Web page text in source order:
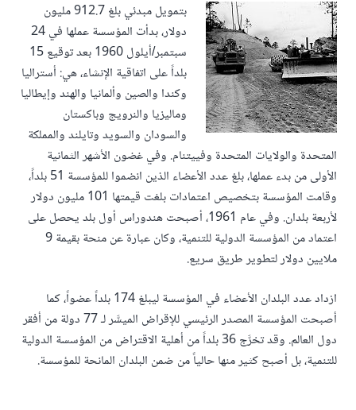
بتمويل مبدئي بلغ 912.7 مليون
دولار، بدأت المؤسسة عملها في 24
سبتمبر/أيلول 1960 بعد توقيع 15
بلداً على اتفاقية الإنشاء، هي: أستراليا
وكندا والصين وألمانيا والهند وإيطاليا
وماليزيا والنرويج وباكستان
والسودان والسويد وتايلند والمملكة
المتحدة والولايات المتحدة وفييتنام. وفي غضون الأشهر الثمانية
الأولى من بدء عملها، بلغ عدد الأعضاء الذين انضموا للمؤسسة 51 بلداً،
وقامت المؤسسة بتخصيص اعتمادات بلغت قيمتها 101 مليون دولار
لأربعة بلدان. وفي عام 1961، أصبحت هندوراس أول بلد يحصل على
اعتماد من المؤسسة الدولية للتنمية، وكان عبارة عن منحة بقيمة 9
ملايين دولار لتطوير طريق سريع.
ازداد عدد البلدان الأعضاء في المؤسسة ليبلغ 174 بلداً عضواً، كما
أصبحت المؤسسة المصدر الرئيسي للإقراض الميسَّر لـ 77 دولة من أفقر
دول العالم. وقد تخرَّج 36 بلداً من أهلية الاقتراض من المؤسسة الدولية
للتنمية، بل أصبح كثير منها حالياً من ضمن البلدان المانحة للمؤسسة.